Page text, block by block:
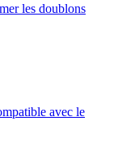
les doublons
avec le